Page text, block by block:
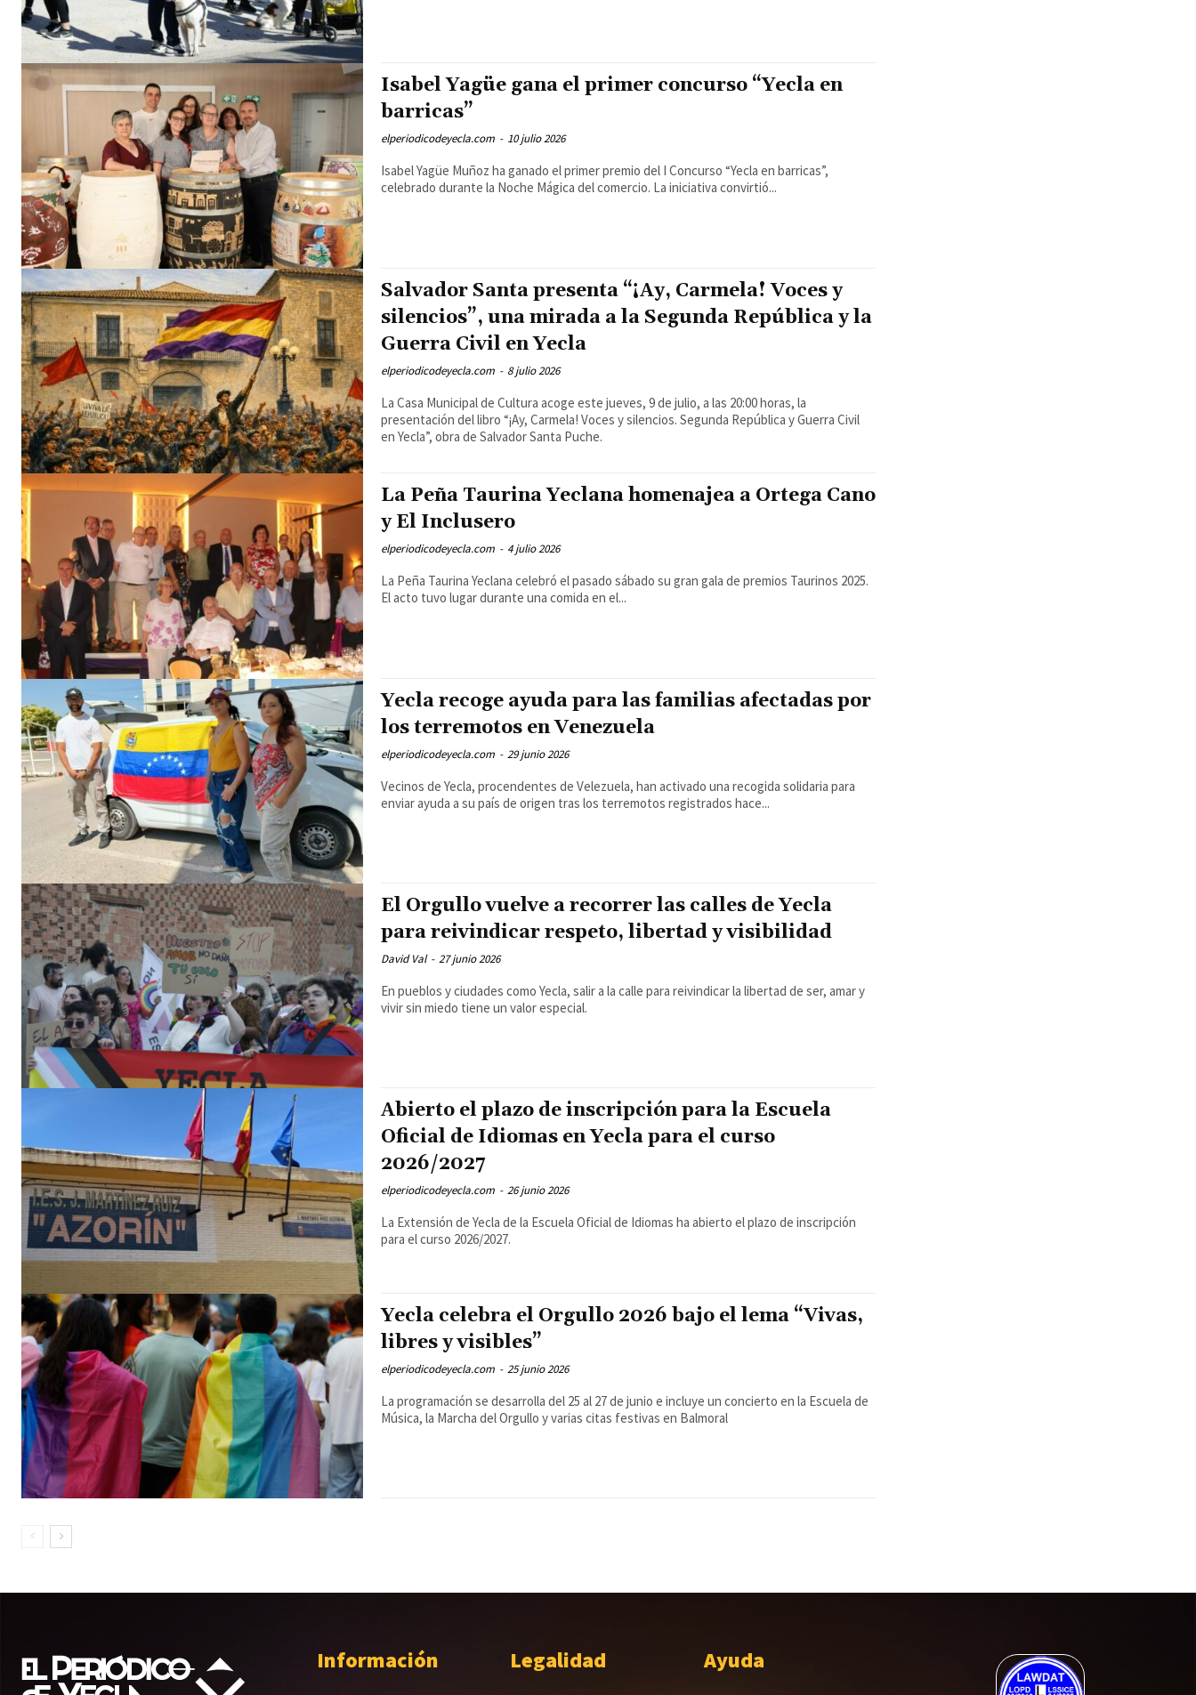
Isabel Yagüe gana el primer concurso “Yecla en
barricas”
elperiodicodeyecla.com - 10 julio 2026
Isabel Yagüe Muñoz ha ganado el primer premio del I Concurso “Yecla en barricas”,
celebrado durante la Noche Mágica del comercio. La iniciativa convirtió...
Salvador Santa presenta “¡Ay, Carmela! Voces y
silencios”, una mirada a la Segunda República y la
Guerra Civil en Yecla
elperiodicodeyecla.com - 8 julio 2026
La Casa Municipal de Cultura acoge este jueves, 9 de julio, a las 20:00 horas, la
presentación del libro “¡Ay, Carmela! Voces y silencios. Segunda República y Guerra Civil
en Yecla”, obra de Salvador Santa Puche.
La Peña Taurina Yeclana homenajea a Ortega Cano
y El Inclusero
elperiodicodeyecla.com - 4 julio 2026
La Peña Taurina Yeclana celebró el pasado sábado su gran gala de premios Taurinos 2025.
El acto tuvo lugar durante una comida en el...
Yecla recoge ayuda para las familias afectadas por
los terremotos en Venezuela
elperiodicodeyecla.com - 29 junio 2026
Vecinos de Yecla, procendentes de Velezuela, han activado una recogida solidaria para
enviar ayuda a su país de origen tras los terremotos registrados hace...
El Orgullo vuelve a recorrer las calles de Yecla
para reivindicar respeto, libertad y visibilidad
David Val - 27 junio 2026
En pueblos y ciudades como Yecla, salir a la calle para reivindicar la libertad de ser, amar y
vivir sin miedo tiene un valor especial.
Abierto el plazo de inscripción para la Escuela
Oficial de Idiomas en Yecla para el curso
2026/2027
elperiodicodeyecla.com - 26 junio 2026
La Extensión de Yecla de la Escuela Oficial de Idiomas ha abierto el plazo de inscripción
para el curso 2026/2027.
Yecla celebra el Orgullo 2026 bajo el lema “Vivas,
libres y visibles”
elperiodicodeyecla.com - 25 junio 2026
La programación se desarrolla del 25 al 27 de junio e incluye un concierto en la Escuela de
Música, la Marcha del Orgullo y varias citas festivas en Balmoral
Información Legalidad Ayuda